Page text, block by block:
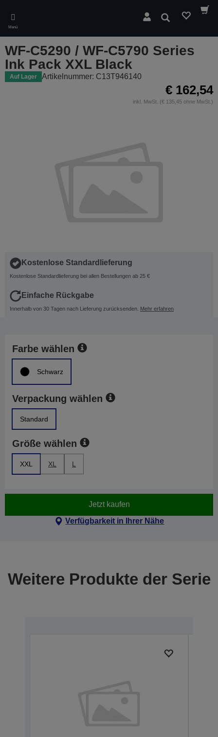
main
content
Menü
Suchen
WF-C5290 / WF-C5790 Series
Ink Pack XXL Black
Auf Lager Artikelnummer: C13T946140
€ 162,54
inkl. MwSt. (€ 135,45 ohne MwSt.)
Kostenlose Standardlieferung
Kostenlose Standardlieferung bei allen Bestellungen ab 25 €
Einfache Rückgabe
Innerhalb von 30 Tagen nach Lieferung zurücksenden. Mehr erfahren
Farbe wählen
Schwarz
Verpackung wählen
Standard
Größe wählen
XXL XL L
Jetzt kaufen
Verfügbarkeit in Ihrer Nähe
Weitere Produkte der Serie